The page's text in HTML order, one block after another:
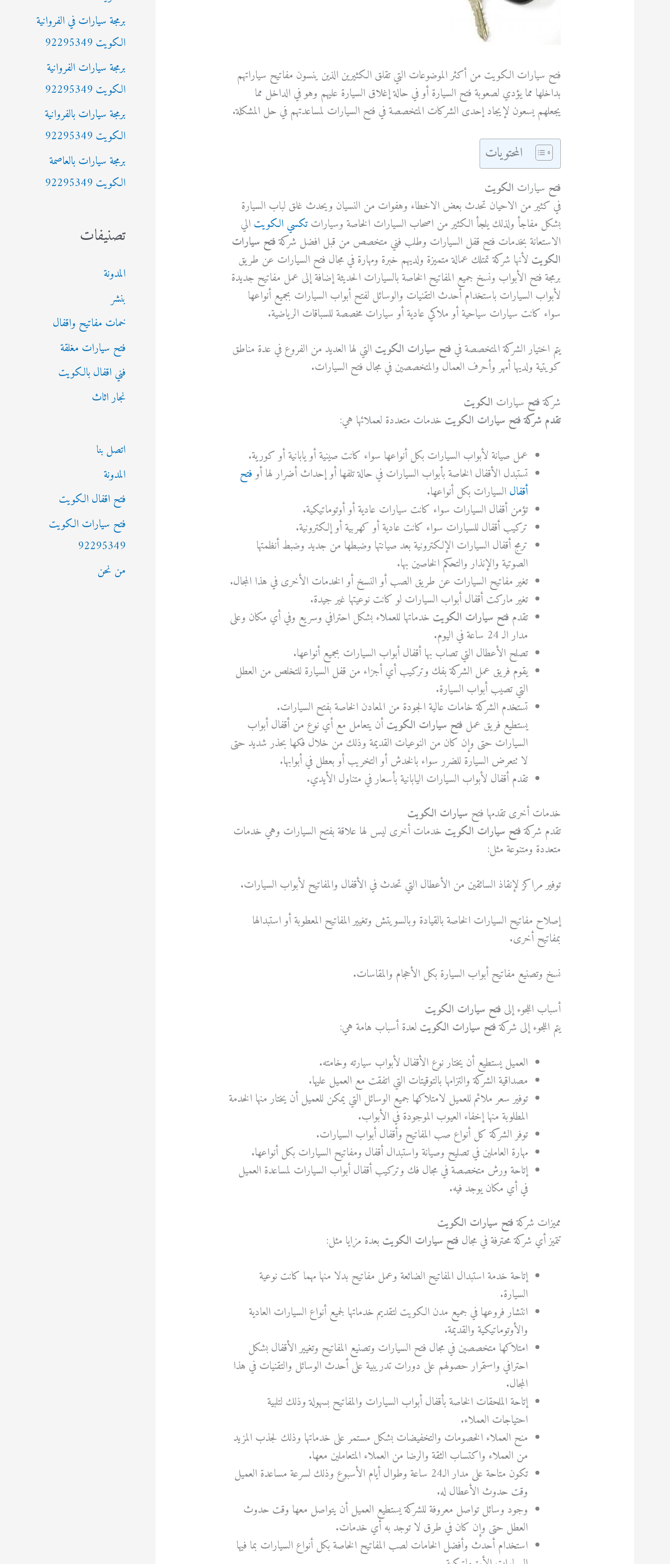
فتح سيارات الكويت من أكثر الموضوعات التي تقلق الكثيرين الذين ينسون مفاتيح سياراتهم
بداخلها مما يؤدي لصعوبة فتح السيارة أو في حالة إغلاق السيارة عليهم وهو في الداخل مما
يجعلهم يسعون لإيجاد إحدى الشركات المتخصصة في فتح السيارات لمساعدتهم في حل المشكلة.
المحتويات
فتح سيارات الكويت
في كثير من الاحيان تحدث بعض الاخطاء وهفوات من النسيان ويحدث غلق لباب السيارة
بشكل مفاجأ ولذلك يلجأ الكثير من اصحاب السيارات الخاصة وسياراتتكسي الكويت الي
الاستعانة بخدمات فتح قفل السيارات وطلب فني متخصص من قبل افضل شركةفتح سيارات
الكويت لأنها شركة تمتلك عمالة متميزة ولديهم خبرة ومهارة في مجال فتح السيارات عن طريق
برمجة فتح الأبواب ونسخ جميع المفاتيح الخاصة بالسيارات الحديثة إضافة إلى عمل مفاتيح جديدة
لأبواب السيارات باستخدام أحدث التقنيات والوسائل لفتح أبواب السيارات بجميع أنواعها
سواء كانت سيارات سياحية أو ملاكي عادية أو سيارات مخصصة للسباقات الرياضية.
يتم اختيار الشركة المتخصصة في فتح سيارات الكويت التي لها العديد من الفروع في عدة مناطق
كويتية ولديها أمهر وأحرف العمال والمتخصصين في مجال فتح السيارات.
شركةفتح سيارات الكويت
تقدم شركة فتح سيارات الكويت خدمات متعددة لعملائها هي:
عمل صيانة لأبواب السيارات بكل أنواعها سواء كانت صينية أو يابانية أو كورية.
تستبدل الأقفال الخاصة بأبواب السيارات في حالة تلفها أو إحداث أضرار لها أوفتح
أقفال السيارات بكل أنواعها.
تؤمن أقفال السيارات سواء كانت سيارات عادية أو أوتوماتيكية.
تركيب أقفال للسيارات سواء كانت عادية أو كهربية أو إلكترونية.
ترمج أقفال السيارات الإلكترونية بعد صيانتها وضبطها من جديد وضبط أنظمتها
الصوتية والإنذار والتحكم الخاصين بها.
تغير مفاتيح السيارات عن طريق الصب أو النسخ أو الخدمات الأخرى في هذا المجال.
تغير ماركت أقفال أبواب السيارات لو كانت نوعيتها غير جيدة.
تقدم فتح سيارات الكويت خدماتها للعملاء بشكل احترافي وسريع وفي أي مكان وعلى
مدار الـ 24 ساعة في اليوم.
تصلح الأعطال التي تصاب بها أقفال أبواب السيارات بجميع أنواعها.
يقوم فريق عمل الشركة بفك وتركيب أي أجزاء من قفل السيارة للتخلص من العطل
التي تصيب أبواب السيارة.
تستخدم الشركة خامات عالية الجودة من المعادن الخاصة بفتح السيارات.
يستطيع فريق عمل فتح سيارات الكويتأن يتعامل مع أي نوع من أقفال أبواب
السيارات حتى وإن كان من النوعيات القديمة وذلك من خلال فكها بحذر شديد حتى
لا تتعرض السيارة للضرر سواء بالخدش أو التخريب أو بعطل في أبوابها.
تقدم أقفال لأبواب السيارات اليابانية بأسعار في متناول الأيدي.
خدمات أخرى تقدمها فتح سيارات الكويت
تقدم شركةفتح سيارات الكويت خدمات أخرى ليس لها علاقة بفتح السيارات وهي خدمات
متعددة ومتنوعة مثل:
توفير مراكز لإنقاذ السائقين من الأعطال التي تحدث في الأقفال والمفاتيح لأبواب السيارات.
إصلاح مفاتيح السيارات الخاصة بالقيادة وبالسويتش وتغيير المفاتيح المعطوبة أو استبدالها
بمفاتيح أخرى.
نسخ وتصنيع مفاتيح أبواب السيارة بكل الأحجام والمقاسات.
أسباب اللجوء إلى فتح سيارات الكويت
يتم اللجوء إلى شركةفتح سيارات الكويت لعدة أسباب هامة هي:
العميل يستطيع أن يختار نوع الأقفال لأبواب سيارته وخامته.
مصداقية الشركة والتزامها بالتوقيتات التي اتفقت مع العميل عليها.
توفير سعر ملائم للعميل لامتلاكها جميع الوسائل التي يمكن للعميل أن يختار منها الخدمة
المطلوبة منها إخفاء العيوب الموجودة في الأبواب.
توفر الشركة كل أنواع صب المفاتيح وأقفال أبواب السيارات.
مهارة العاملين في تصليح وصيانة واستبدال أقفال ومفاتيح السيارات بكل أنواعها.
إتاحة ورش متخصصة في مجال فك وتركيب أقفال أبواب السيارات لمساعدة العميل
في أي مكان يوجد فيه.
مميزات شركةفتح سيارات الكويت
تتميز أي شركة محترفة في مجال فتح سيارات الكويت بعدة مزايا مثل:
إتاحة خدمة استبدال المفاتيح الضائعة وعمل مفاتيح بدلا منها مهما كانت نوعية
السيارة.
انتشار فروعها في جميع مدن الكويت لتقديم خدماتها لجميع أنواع السيارات العادية
والأوتوماتيكية والقديمة.
امتلاكها متخصصين في مجال فتح السيارات وتصنيع المفاتيح وتغيير الأقفال بشكل
احترافي واستمرار حصولهم على دورات تدريبية على أحدث الوسائل والتقنيات في هذا
المجال.
إتاحة الملحقات الخاصة بأقفال أبواب السيارات والمفاتيح بسهولة وذلك لتلبية
احتياجات العملاء.
منح العملاء الخصومات والتخفيضات بشكل مستمر على خدماتها وذلك لجذب المزيد
من العملاء واكتساب الثقة والرضا من العملاء المتعاملين معها.
تكون متاحة على مدار الـ24 ساعة وطوال أيام الأسبوع وذلك لسرعة مساعدة العميل
وقت حدوث الأعطال له.
وجود وسائل تواصل معروفة للشركة يستطيع العميل أن يتواصل معها وقت حدوث
العطل حتى وإن كان في طرق لا توجد به أي خدمات.
استخدام أحدث وأفضل الخامات لصب المفاتيح الخاصة بكل أنواع السيارات بما فيها
:برمجة سيارات في الفروانية
الكويت 92295349
برمجة سيارات الفروانية
الكويت 92295349
برمجة سيارات بالفروانية
الكويت 92295349
برمجة سيارات بالعاصمة
الكويت 92295349
تصنيفات
المدونة
بنشر
خمات مفاتيح واقفال
فتح سيارات مغلقة
فني اقفال بالكويت
نجار اثاث
اتصل بنا
المدونة
فتح اقفال الكويت
فتح سيارات الكويت
92295349
من نحن